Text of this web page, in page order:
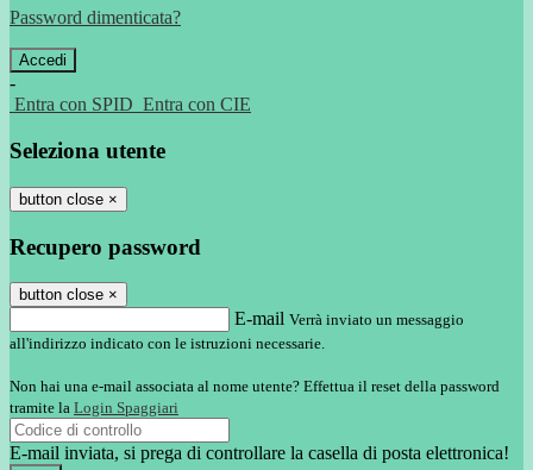
Password dimenticata?
-
Entra con SPID Entra con CIE
Seleziona utente
button close ×
Recupero password
button close ×
E-mail Verrà inviato un messaggio
all'indirizzo indicato con le istruzioni necessarie.
Non hai una e-mail associata al nome utente? Effettua il reset della password
tramite la Login Spaggiari
E-mail inviata, si prega di controllare la casella di posta elettronica!